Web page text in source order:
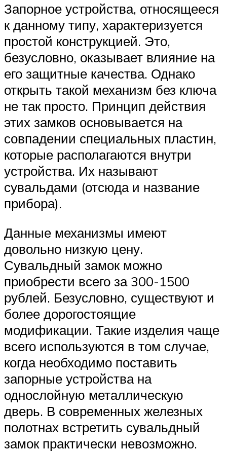
Запорное устройства, относящееся
к данному типу, характеризуется
простой конструкцией. Это,
безусловно, оказывает влияние на
его защитные качества. Однако
открыть такой механизм без ключа
не так просто. Принцип действия
этих замков основывается на
совпадении специальных пластин,
которые располагаются внутри
устройства. Их называют
сувальдами (отсюда и название
прибора).
Данные механизмы имеют
довольно низкую цену.
Сувальдный замок можно
приобрести всего за 300-1500
рублей. Безусловно, существуют и
более дорогостоящие
модификации. Такие изделия чаще
всего используются в том случае,
когда необходимо поставить
запорные устройства на
однослойную металлическую
дверь. В современных железных
полотнах встретить сувальдный
замок практически невозможно.